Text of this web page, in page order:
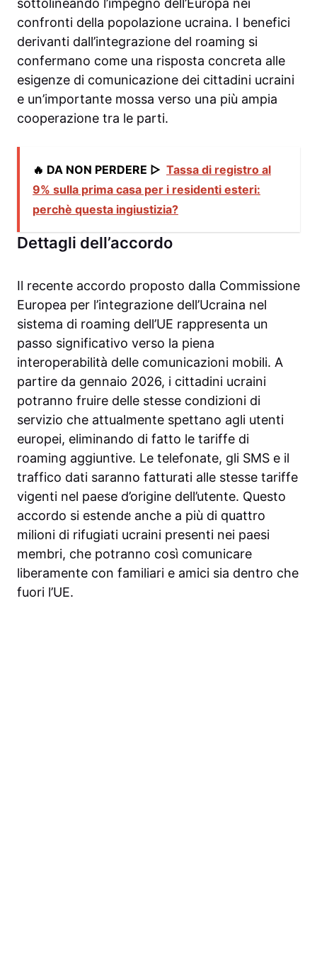
sottolineando l’impegno dell’Europa nei
confronti della popolazione ucraina. I benefici
derivanti dall’integrazione del roaming si
confermano come una risposta concreta alle
esigenze di comunicazione dei cittadini ucraini
e un’importante mossa verso una più ampia
cooperazione tra le parti.
🔥 DA NON PERDERE ▷ Tassa di registro al
9% sulla prima casa per i residenti esteri:
perchè questa ingiustizia?
Dettagli dell’accordo
Il recente accordo proposto dalla Commissione
Europea per l’integrazione dell’Ucraina nel
sistema di roaming dell’UE rappresenta un
passo significativo verso la piena
interoperabilità delle comunicazioni mobili. A
partire da gennaio 2026, i cittadini ucraini
potranno fruire delle stesse condizioni di
servizio che attualmente spettano agli utenti
europei, eliminando di fatto le tariffe di
roaming aggiuntive. Le telefonate, gli SMS e il
traffico dati saranno fatturati alle stesse tariffe
vigenti nel paese d’origine dell’utente. Questo
accordo si estende anche a più di quattro
milioni di rifugiati ucraini presenti nei paesi
membri, che potranno così comunicare
liberamente con familiari e amici sia dentro che
fuori l’UE.